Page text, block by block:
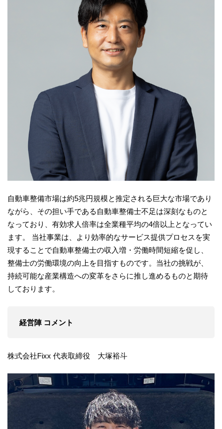
自動車整備市場は約5兆円規模と推定される巨大な市場であり
ながら、その担い手である自動車整備士不足は深刻なものと
なっており、有効求人倍率は全業種平均の4倍以上となってい
ます。 当社事業は、より効率的なサービス提供プロセスを実
現することで自動車整備士の収入増・労働時間短縮を促し、
整備士の労働環境の向上を目指すものです。当社の挑戦が、
持続可能な産業構造への変革をさらに推し進めるものと期待
しております。
経営陣 コメント
株式会社Fixx 代表取締役 大塚裕斗